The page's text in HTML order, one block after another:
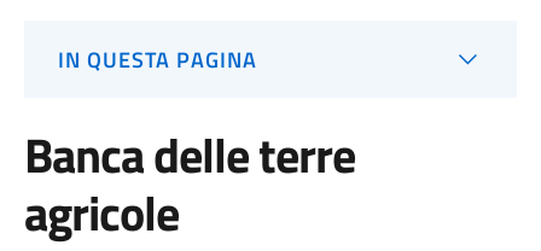
IN QUESTA PAGINA
Banca delle terre
agricole